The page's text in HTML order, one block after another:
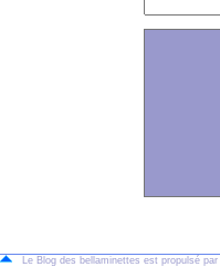
Le Blog des bellaminettes est propulsé par